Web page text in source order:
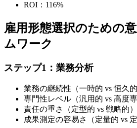
ROI：116%
雇用形態選択のための
ムワーク
ステップ1：業務分析
業務の継続性（一時的 vs 恒久的
専門性レベル（汎用的 vs 高度専
責任の重さ（定型的 vs 戦略的）
成果測定の容易さ（定量的 vs 定